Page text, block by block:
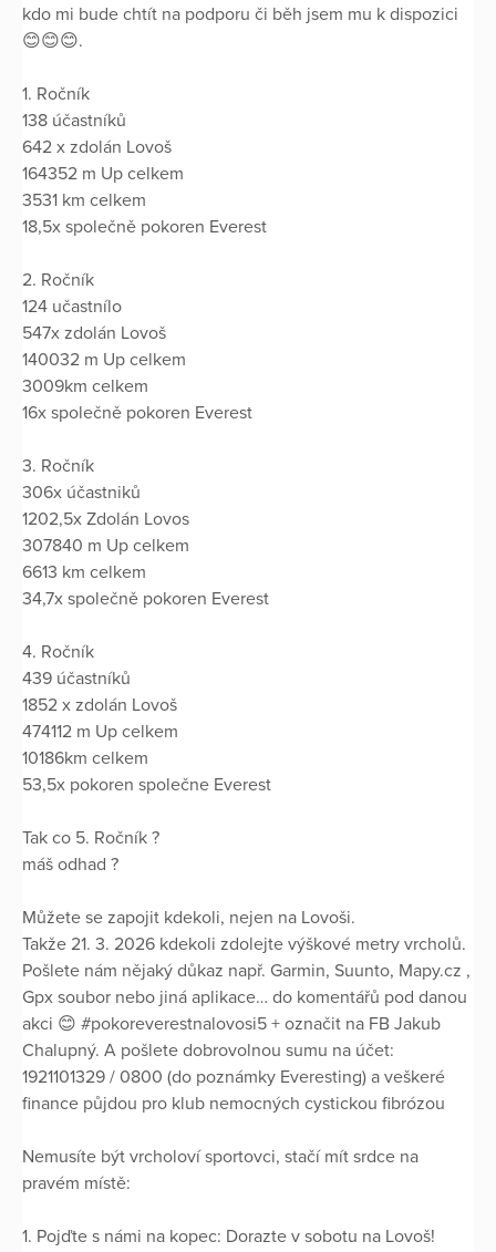
kdo mi bude chtít na podporu či běh jsem mu k dispozici
😊😊😊.
1. Ročník
138 účastníků
642 x zdolán Lovoš
164352 m Up celkem
3531 km celkem
18,5x společně pokoren Everest
2. Ročník
124 učastnílo
547x zdolán Lovoš
140032 m Up celkem
3009km celkem
16x společně pokoren Everest
3. Ročník
306x účastniků
1202,5x Zdolán Lovos
307840 m Up celkem
6613 km celkem
34,7x společně pokoren Everest
4. Ročník
439 účastníků
1852 x zdolán Lovoš
474112 m Up celkem
10186km celkem
53,5x pokoren společne Everest
Tak co 5. Ročník ?
máš odhad ?
Můžete se zapojit kdekoli, nejen na Lovoši.
Takže 21. 3. 2026 kdekoli zdolejte výškové metry vrcholů.
Pošlete nám nějaký důkaz např. Garmin, Suunto, Mapy.cz ,
Gpx soubor nebo jiná aplikace… do komentářů pod danou
akci 😊 #pokoreverestnalovosi5 + označit na FB Jakub
Chalupný. A pošlete dobrovolnou sumu na účet:
1921101329 / 0800 (do poznámky Everesting) a veškeré
finance půjdou pro klub nemocných cystickou fibrózou
Nemusíte být vrcholoví sportovci, stačí mít srdce na
pravém místě:
1. Pojďte s námi na kopec: Dorazte v sobotu na Lovoš!